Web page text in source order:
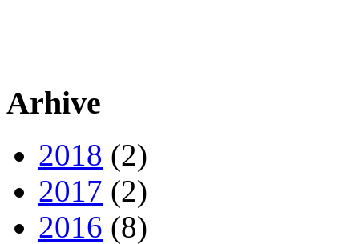
Arhive
2018 (2)
2017 (2)
2016 (8)